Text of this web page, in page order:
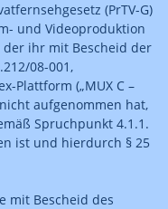
(PrTV-G)
und Videoproduktion
der ihr mit Bescheid der
08-001,
Plattform („MUX C –
aufgenommen hat,
Spruchpunkt 4.1.1.
ist und hierdurch § 25
mit Bescheid des